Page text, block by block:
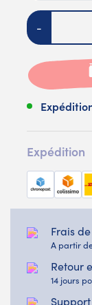
Quantité
-
Expédition
Frais
A partir
Retour
14 jours